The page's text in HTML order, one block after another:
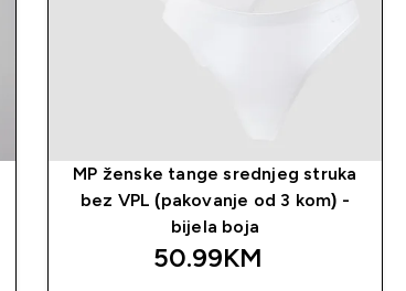
MP ženske tange srednjeg struka
bez VPL (pakovanje od 3 kom) -
bijela boja
50.99KM‎